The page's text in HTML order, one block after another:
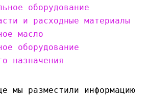
оборудование
и расходные материалы
масло
оборудование
назначения
мы разместили информацию